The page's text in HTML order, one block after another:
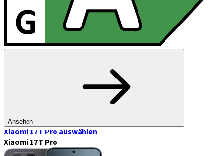
Ansehen
Xiaomi 17T Pro auswählen
Xiaomi 17T Pro